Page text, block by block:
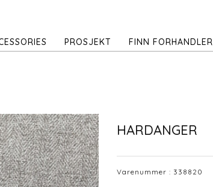
PROSJEKT FINN FORHANDLER
HARDANGER
Varenummer : 338820